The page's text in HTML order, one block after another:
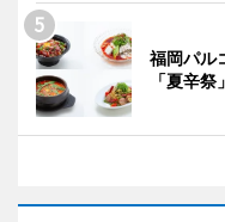
福岡パル
「夏辛